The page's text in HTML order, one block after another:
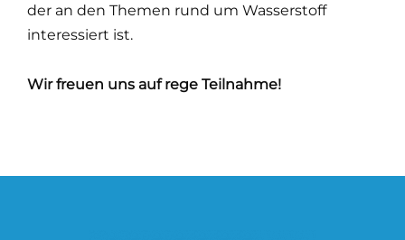
der an den Themen rund um Wasserstoff
interessiert ist.
Wir freuen uns auf rege Teilnahme!